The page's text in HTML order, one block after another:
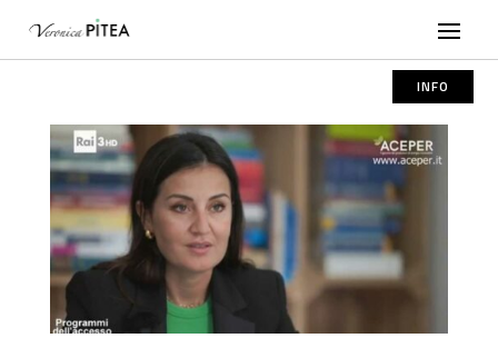
INFO